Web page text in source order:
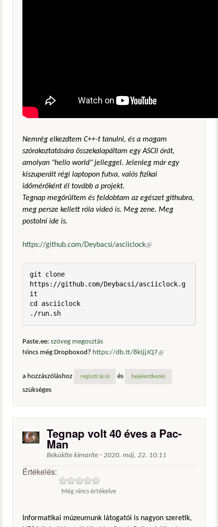
Nemrég elkezdtem C++-t tanulni, és a magam
szórakoztatására összekalapáltam egy ASCII órát,
amolyan "hello world" jelleggel. Jelenleg már egy
kiszuperált régi laptopon futva, valós fizikai
időmérőként él tovább a projekt.
Tegnap megőrültem és feldobtam az egészet githubra,
meg persze kellett róla videó is. Meg zene. Meg
postolni ide is.
https://github.com/Deybacsi/asciiclock(külső hivatkozás)
git clone
https://github.com/Deybacsi/asciiclock.g
it
cd asciiclock
./run.sh
Paste.ee: szöveg megosztás
Nincs még Dropboxod? https://db.tt/8kIjjJQ7 (külső
a hozzászóláshoz
regisztráció és bejelentkezés
szükséges
Tegnap volt 40 éves a Pac-
Man
Beküldte kimarite - 2020. máj. 22. 10:11
Értékelés:
Még nincs értékelve
Informatikai múzeumunk látogatói is nagyon szeretik,